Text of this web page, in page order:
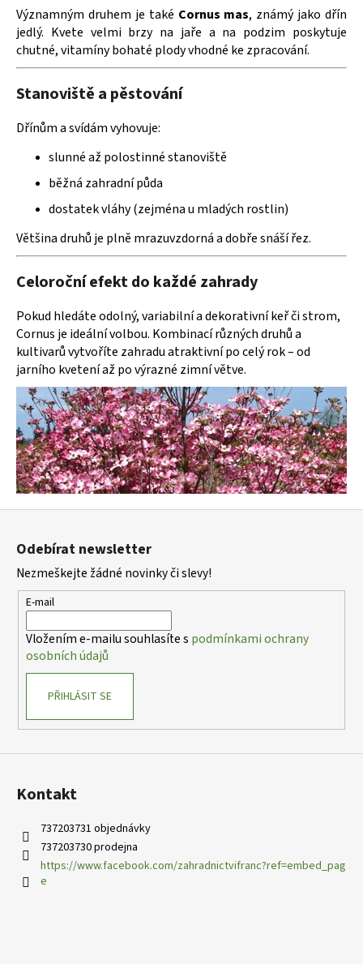
Významným druhem je také Cornus mas, známý jako dřín
jedlý. Kvete velmi brzy na jaře a na podzim poskytuje
chutné, vitamíny bohaté plody vhodné ke zpracování.
Stanoviště a pěstování
Dřínům a svídám vyhovuje:
slunné až polostinné stanoviště
běžná zahradní půda
dostatek vláhy (zejména u mladých rostlin)
Většina druhů je plně mrazuvzdorná a dobře snáší řez.
Celoroční efekt do každé zahrady
Pokud hledáte odolný, variabilní a dekorativní keř či strom,
Cornus je ideální volbou. Kombinací různých druhů a
kultivarů vytvoříte zahradu atraktivní po celý rok – od
jarního kvetení až po výrazné zimní větve.
Z
Odebírat newsletter
Nezmeškejte žádné novinky či slevy!
E-mail
Vložením e-mailu souhlasíte s podmínkami ochrany
osobních údajů
PŘIHLÁSIT SE
Kontakt
737203731 objednávky
737203730 prodejna
https://www.facebook.com/zahradnictvifranc?ref=embed_pag
e